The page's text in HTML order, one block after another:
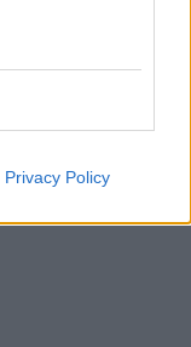
Privacy Policy